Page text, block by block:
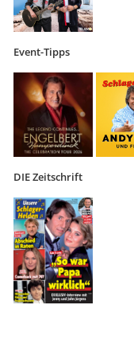
Event-Tipps
DIE Zeitschrift